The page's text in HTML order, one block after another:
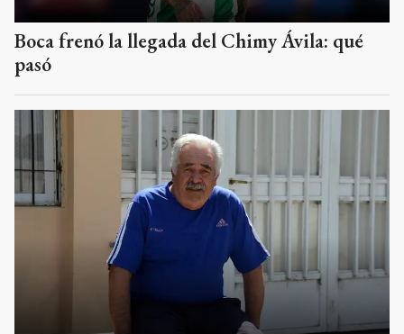
Boca frenó la llegada del Chimy Ávila: qué
pasó